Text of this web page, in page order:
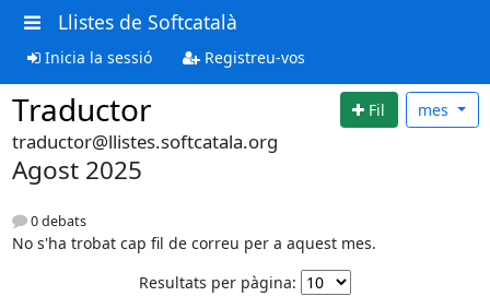
Llistes de Softcatalà
Inicia la sessió Registreu-vos
Traductor Fil mes
traductor@llistes.softcatala.org
Agost 2025
0 debats
No s'ha trobat cap fil de correu per a aquest mes.
Resultats per pàgina: